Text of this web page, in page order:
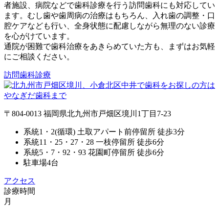
者施設、病院などで歯科診療を行う訪問歯科にも対応してい
ます。むし歯や歯周病の治療はもちろん、入れ歯の調整・口
腔ケアなども行い、全身状態に配慮しながら無理のない診療
を心がけています。
通院が困難で歯科治療をあきらめていた方も、まずはお気軽
にご相談ください。
訪問歯科診療
〒804-0013 福岡県北九州市戸畑区境川1丁目7-23
系統1・2(循環) 土取アパート前停留所 徒歩3分
系統11・25・27・28 一枝停留所 徒歩6分
系統5・7・92・93 花園町停留所 徒歩6分
駐車場4台
アクセス
診療時間
月